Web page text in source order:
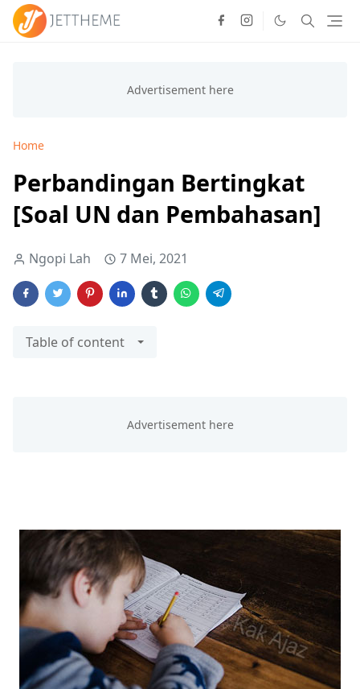
Home
Perbandingan Bertingkat
[Soal UN dan Pembahasan]
Ngopi Lah 7 Mei, 2021
Table of content